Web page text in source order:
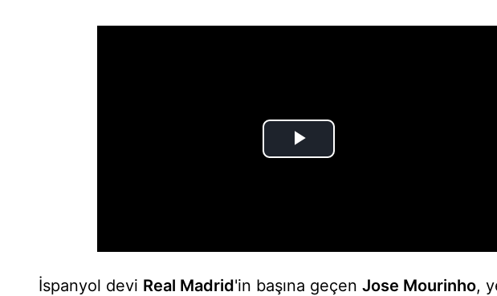
İspanyol devi Real Madrid'in başına geçen Jose Mourinho,